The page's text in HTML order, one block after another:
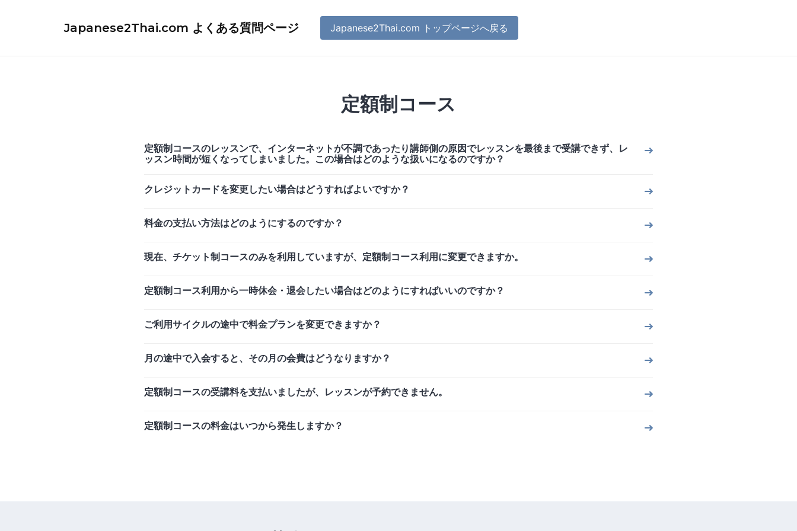
Japanese2Thai.com よくある質問ページ Japanese2Thai.com トップページへ戻る
定額制コース
定額制コースのレッスンで、インターネットが不調であったり講師側の原因でレッスンを最後まで受講できず、レ
ッスン時間が短くなってしまいました。この場合はどのような扱いになるのですか？
クレジットカードを変更したい場合はどうすればよいですか？
料金の支払い方法はどのようにするのですか？
現在、チケット制コースのみを利用していますが、定額制コース利用に変更できますか。
定額制コース利用から一時休会・退会したい場合はどのようにすればいいのですか？
ご利用サイクルの途中で料金プランを変更できますか？
月の途中で入会すると、その月の会費はどうなりますか？
定額制コースの受講料を支払いましたが、レッスンが予約できません。
定額制コースの料金はいつから発生しますか？